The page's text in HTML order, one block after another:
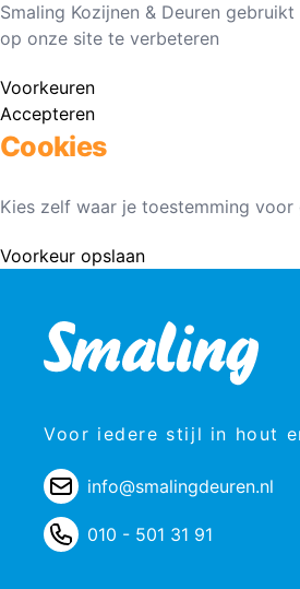
Smaling Kozijnen & Deuren
op onze site te verbeteren
Voorkeuren
Accepteren
Cookies
Kies zelf waar je toestemming voor
Voorkeur opslaan
Voor iedere stijl in hout
info@smalingdeuren.nl
010 - 501 31 91